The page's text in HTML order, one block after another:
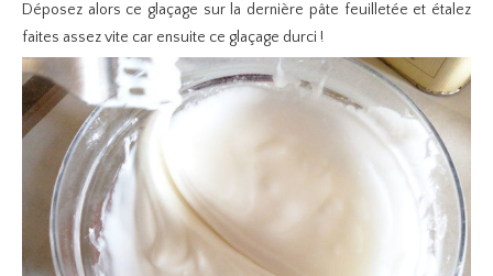
Déposez alors ce glaçage sur la dernière pâte feuilletée et étalez
faites assez vite car ensuite ce glaçage durci !